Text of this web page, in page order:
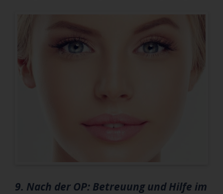
9. Nach der OP: Betreuung und Hilfe im